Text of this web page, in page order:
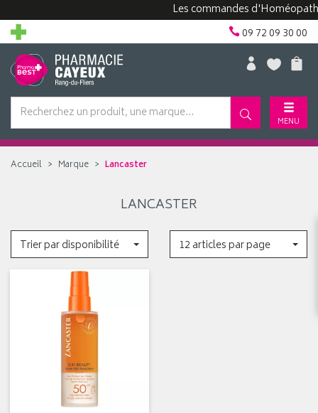
Les commandes
09 72 09 30 00
MENU
Accueil Marque Lancaster
LANCASTER
Trier par disponibilité 12 articles par page